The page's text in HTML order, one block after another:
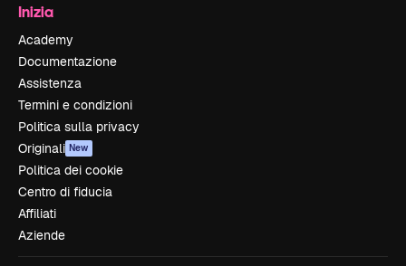
Inizia
Academy
Documentazione
Assistenza
Termini e condizioni
Politica sulla privacy
Originali New
Politica dei cookie
Centro di fiducia
Affiliati
Aziende